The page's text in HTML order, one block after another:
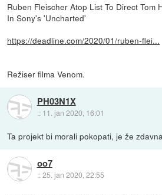
Ruben Fleischer Atop List To Direct Tom
In Sony's 'Uncharted'
https://deadline.com/2020/01/ruben-flei...
Režiser filma Venom.
PH03N1X
:: 11. jan 2020, 16:01
Ta projekt bi morali pokopati, je že
oo7
::25. jan 2020, 22:55